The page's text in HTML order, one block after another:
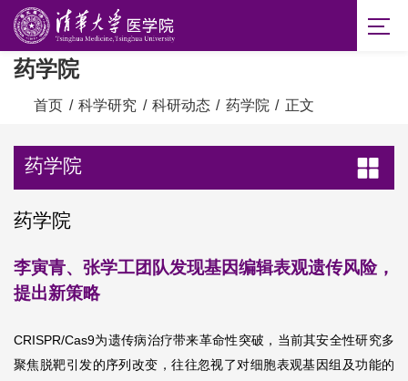
药学院
首页 / 科学研究 / 科研动态 / 药学院 / 正文
药学院
药学院
李寅青、张学工团队发现基因编辑表观遗传风险，
提出新策略
CRISPR/Cas9为遗传病治疗带来革命性突破，当前其安全性研究多
聚焦脱靶引发的序列改变，往往忽视了对细胞表观基因组及功能的